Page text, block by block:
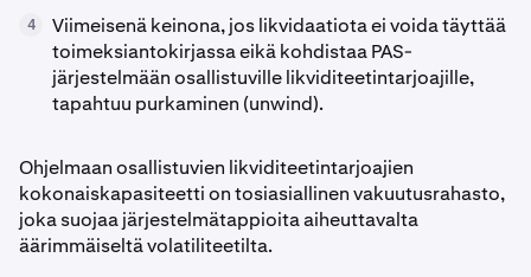
4
Viimeisenä keinona, jos likvidaatiota ei voida täyttää
toimeksiantokirjassa eikä kohdistaa PAS-
järjestelmään osallistuville likviditeetintarjoajille,
tapahtuu purkaminen (unwind).
Ohjelmaan osallistuvien likviditeetintarjoajien
kokonaiskapasiteetti on tosiasiallinen vakuutusrahasto,
joka suojaa järjestelmätappioita aiheuttavalta
äärimmäiseltä volatiliteetilta.